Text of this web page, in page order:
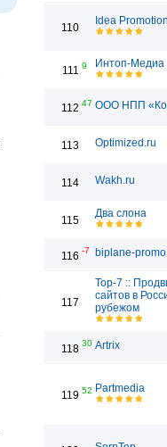
110
Idea
111 9 Интоп-Медиа
112 47 ООО НПП
113 Optimized.ru
114 Wakh.ru
115
Два слона
116 -7 biplane-
117
Top-7 ::
сайтов в
рубежом
118 30 Artrix
119 52 Partmedia